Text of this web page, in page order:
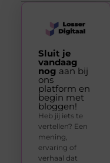
Sluit je
vandaag
nog aan bij
ons
platform en
begin met
bloggen!
Heb jij iets te
vertellen? Een
mening,
ervaring of
verhaal dat